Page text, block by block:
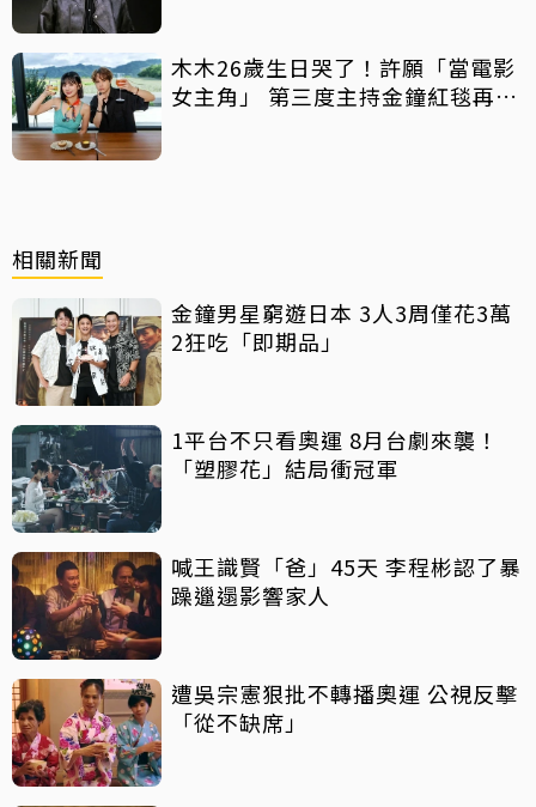
木木26歲生日哭了！許願「當電影
女主角」 第三度主持金鐘紅毯再喊
相關新聞
金鐘男星窮遊日本 3人3周僅花3萬
2狂吃「即期品」
1平台不只看奧運 8月台劇來襲！
「塑膠花」結局衝冠軍
喊王識賢「爸」45天 李程彬認了暴
躁邋遢影響家人
遭吳宗憲狠批不轉播奧運 公視反擊
「從不缺席」